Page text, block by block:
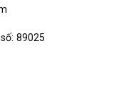
89025